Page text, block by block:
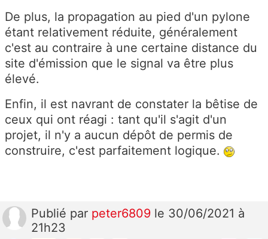
De plus, la propagation au pied d'un pylone
étant relativement réduite, généralement
c'est au contraire à une certaine distance du
site d'émission que le signal va être plus
élevé.
Enfin, il est navrant de constater la bêtise de
ceux qui ont réagi : tant qu'il s'agit d'un
projet, il n'y a aucun dépôt de permis de
construire, c'est parfaitement logique.
Publié par peter6809 le 30/06/2021 à
21h23